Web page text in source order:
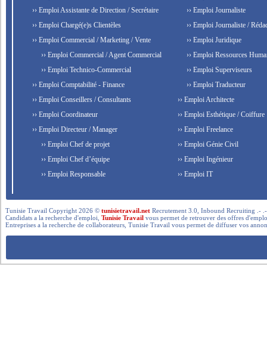
›› Emploi Assistante de Direction / Secrétaire
›› Emploi Chargé(e)s Clientèles
›› Emploi Commercial / Marketing / Vente
›› Emploi Commercial / Agent Commercial
›› Emploi Technico-Commercial
›› Emploi Comptabilité - Finance
›› Emploi Conseillers / Consultants
›› Emploi Coordinateur
›› Emploi Directeur / Manager
›› Emploi Chef de projet
›› Emploi Chef d’équipe
›› Emploi Responsable
›› Emploi Journaliste
›› Emploi Journaliste /
›› Emploi Juridique
›› Emploi Ressources
›› Emploi Superviseurs
›› Emploi Traducteur
›› Emploi Architecte
›› Emploi Esthétique / Coiffure
›› Emploi Freelance
›› Emploi Génie Civil
›› Emploi Ingénieur
›› Emploi IT
Tunisie Travail Copyright 2026 ©tunisietravail.net Recrutement 3.0, Inbound Recruiting .-
Candidats a la recherche d'emploi,Tunisie Travail vous permet de retrouver des offres
Entreprises a la recherche de collaborateurs, Tunisie Travail vous permet de diffuser vos